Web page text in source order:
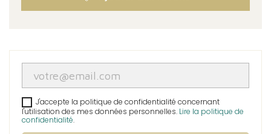
J'accepte la politique de confidentialité concernant
l'utilisation des mes données personnelles. Lire la politique de
confidentialité.